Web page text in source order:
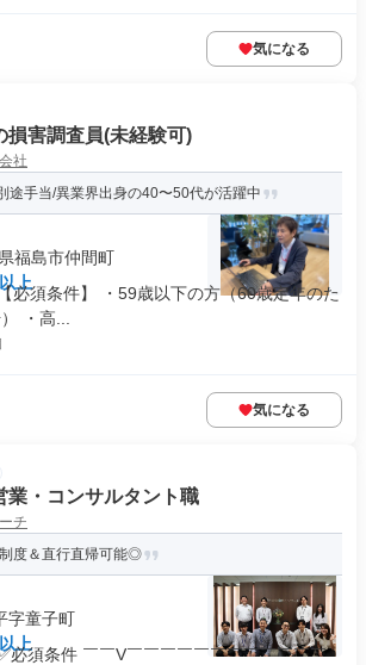
気になる
損害調査員(未経験可)
社
途手当/異業界出身の40〜50代が活躍中
福島市仲間町
上
必須条件】 ・59歳以下の方（60歳定年のた
・高...
気になる
業・コンサルタント職
チ
度＆直行直帰可能◎
字童子町
上
必須条件 ￣￣V￣￣￣￣￣￣￣￣￣￣￣￣